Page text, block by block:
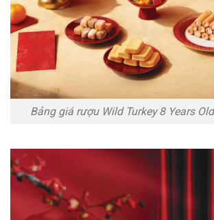
Bảng giá rượu Wild Turkey 8 Years